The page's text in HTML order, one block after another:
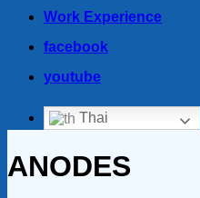
Work Experience
facebook
youtube
Thai
ANODES